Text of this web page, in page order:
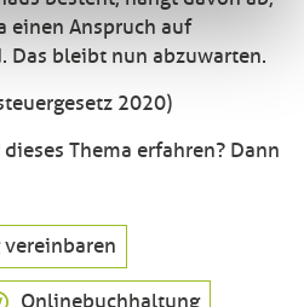
einen Anspruch auf
Das bleibt nun abzuwarten.
2020)
Thema erfahren? Dann
Onlinebuchhaltung